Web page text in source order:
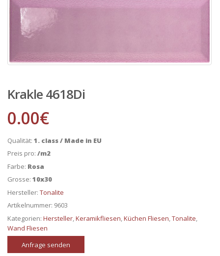
Krakle 4618Di
0.00€
Qualität: 1. class / Made in EU
Preis pro: /m2
Farbe: Rosa
Grosse: 10x30
Hersteller: Tonalite
Artikelnummer: 9603
Kategorien: Hersteller Keramikfliesen Küchen Fliesen Tonalite
Wand Fliesen
Anfrage senden